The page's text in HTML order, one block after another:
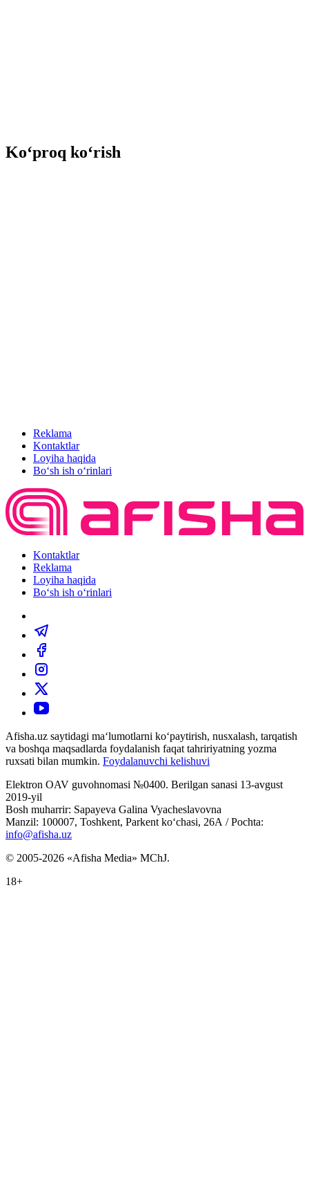
Ko‘proq ko‘rish
Reklama
Kontaktlar
Loyiha haqida
Bo‘sh ish o‘rinlari
Kontaktlar
Reklama
Loyiha haqida
Bo‘sh ish o‘rinlari
Afisha.uz saytidagi ma‘lumotlarni ko‘paytirish, nusxalash, tarqatish
va boshqa maqsadlarda foydalanish faqat tahririyatning yozma
ruxsati bilan mumkin. Foydalanuvchi kelishuvi
Elektron OAV guvohnomasi №0400. Berilgan sanasi 13-avgust
2019-yil
Bosh muharrir: Sapayeva Galina Vyacheslavovna
Manzil: 100007, Toshkent, Parkent ko‘chasi, 26А / Pochta:
info@afisha.uz
© 2005-2026 «Afisha Media» MChJ.
18+